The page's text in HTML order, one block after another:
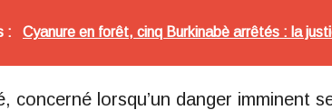
: Cyanure en forêt, cinq Burkinabè arrêtés : la
concerné lorsqu’un danger imminent